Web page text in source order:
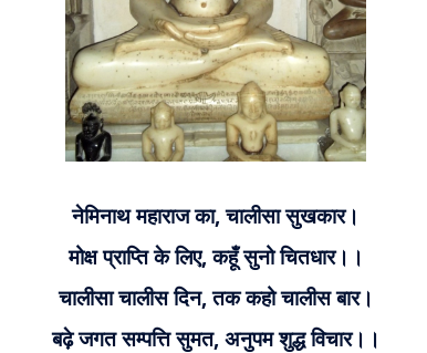
नेमिनाथ महाराज का, चालीसा सुखकार।
मोक्ष प्राप्ति के लिए, कहूँ सुनो चितधार।।
चालीसा चालीस दिन, तक कहो चालीस बार।
बढ़े जगत सम्पत्ति सुमत, अनुपम शुद्ध विचार।।